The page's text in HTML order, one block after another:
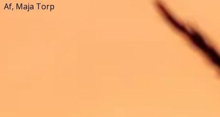
Af, Maja Torp